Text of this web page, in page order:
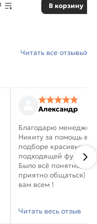
В корзину
Читать все отзывы
Александр
Благодарю
Никиту за помощь в
подборе красивых
подходящей
Было всё понятно, и
приятно общаться)
вам всем !
Читать весь отзыв